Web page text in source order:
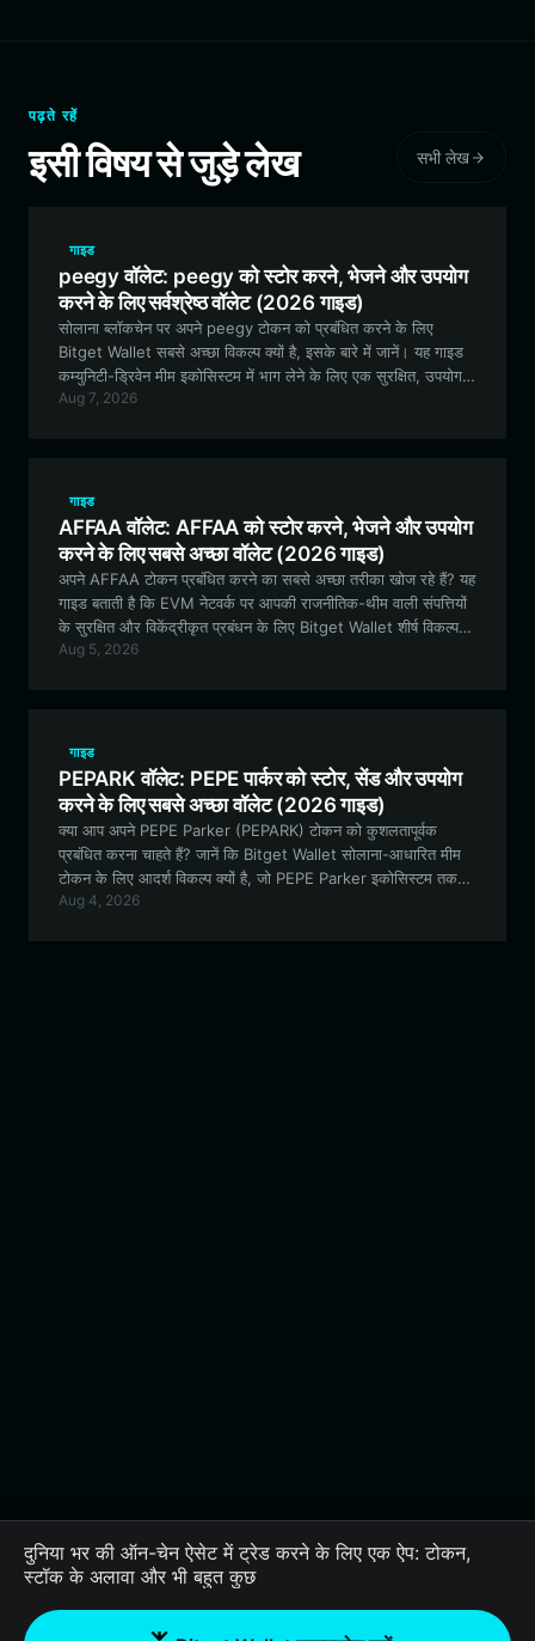
पढ़ते रहें
इसी विषय से जुड़े लेख सभी लेख
गाइड
peegy वॉलेट: peegy को स्टोर करने, भेजने और उपयोग
करने के लिए सर्वश्रेष्ठ वॉलेट (2026 गाइड)
सोलाना ब्लॉकचेन पर अपने peegy टोकन को प्रबंधित करने के लिए
Bitget Wallet सबसे अच्छा विकल्प क्यों है, इसके बारे में जानें। यह गाइड
कम्युनिटी-ड्रिवेन मीम इकोसिस्टम में भाग लेने के लिए एक सुरक्षित, उपयोग में
आसान peegy वॉलेट सेट अप करने के बारे में आपको जो कुछ भी जानने की
Aug 7, 2026
गाइड
AFFAA वॉलेट: AFFAA को स्टोर करने, भेजने और उपयोग
करने के लिए सबसे अच्छा वॉलेट (2026 गाइड)
अपने AFFAA टोकन प्रबंधित करने का सबसे अच्छा तरीका खोज रहे हैं? यह
गाइड बताती है कि EVM नेटवर्क पर आपकी राजनीतिक-थीम वाली संपत्तियों
के सुरक्षित और विकेंद्रीकृत प्रबंधन के लिए Bitget Wallet शीर्ष विकल्प
क्यों है।
Aug 5, 2026
गाइड
PEPARK वॉलेट: PEPE पार्कर को स्टोर, सेंड और उपयोग
करने के लिए सबसे अच्छा वॉलेट (2026 गाइड)
क्या आप अपने PEPE Parker (PEPARK) टोकन को कुशलतापूर्वक
प्रबंधित करना चाहते हैं? जानें कि Bitget Wallet सोलाना-आधारित मीम
टोकन के लिए आदर्श विकल्प क्यों है, जो PEPE Parker इकोसिस्टम तक
निर्बाध पहुंच प्रदान करता है।
Aug 4, 2026
दुनिया भर की ऑन-चेन ऐसेट में ट्रेड करने के लिए एक ऐप: टोकन,
स्टॉक के अलावा और भी बहुत कुछ